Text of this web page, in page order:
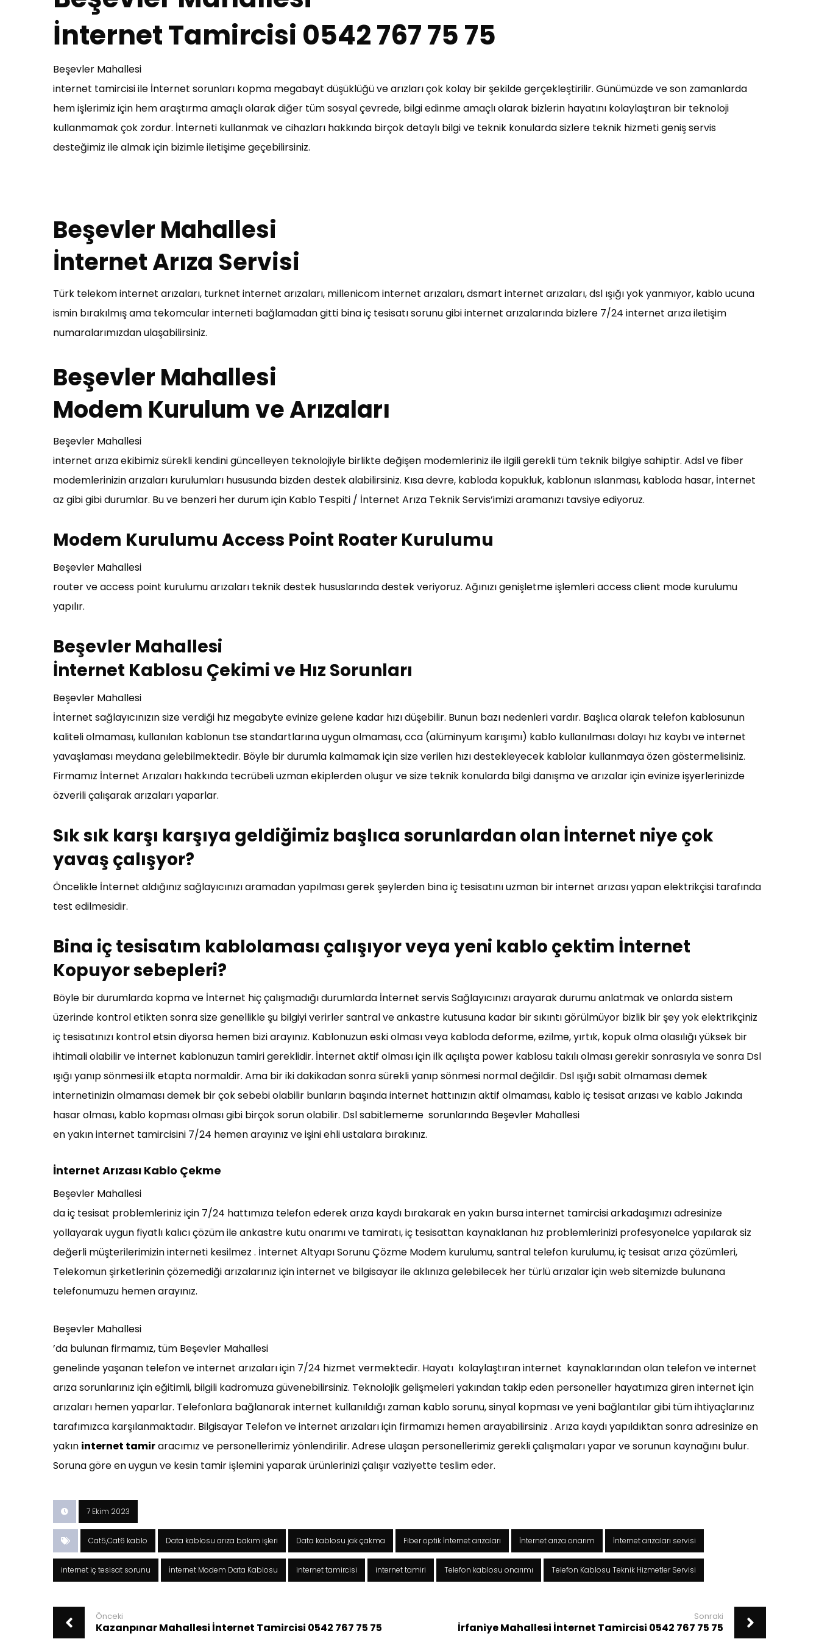
İnternet Tamircisi 0542 767 75 75
Beşevler Mahallesi
internet tamircisi ile İnternet sorunları kopma megabayt düşüklüğü ve arızları çok kolay bir şekilde gerçekleştirilir. Günümüzde ve son zamanlarda
hem işlerimiz için hem araştırma amaçlı olarak diğer tüm sosyal çevrede, bilgi edinme amaçlı olarak bizlerin hayatını kolaylaştıran bir teknoloji
kullanmamak çok zordur. İnterneti kullanmak ve cihazları hakkında birçok detaylı bilgi ve teknik konularda sizlere teknik hizmeti geniş servis
desteğimiz ile almak için bizimle iletişime geçebilirsiniz.
Beşevler Mahallesi
İnternet Arıza Servisi
Türk telekom internet arızaları, turknet internet arızaları, millenicom internet arızaları, dsmart internet arızaları, dsl ışığı yok yanmıyor, kablo ucuna
ismin bırakılmış ama tekomcular interneti bağlamadan gitti bina iç tesisatı sorunu gibi internet arızalarında bizlere 7/24 internet arıza iletişim
numaralarımızdan ulaşabilirsiniz.
Beşevler Mahallesi
Modem Kurulum ve Arızaları
Beşevler Mahallesi
internet arıza ekibimiz sürekli kendini güncelleyen teknolojiyle birlikte değişen modemleriniz ile ilgili gerekli tüm teknik bilgiye sahiptir. Adsl ve fiber
modemlerinizin arızaları kurulumları hususunda bizden destek alabilirsiniz. Kısa devre, kabloda kopukluk, kablonun ıslanması, kabloda hasar, İnternet
az gibi gibi durumlar. Bu ve benzeri her durum için Kablo Tespiti / İnternet Arıza Teknik Servis’imizi aramanızı tavsiye ediyoruz.
Modem Kurulumu Access Point Roater Kurulumu
Beşevler Mahallesi
router ve access point kurulumu arızaları teknik destek hususlarında destek veriyoruz. Ağınızı genişletme işlemleri access client mode kurulumu
yapılır.
Beşevler Mahallesi
İnternet Kablosu Çekimi ve Hız Sorunları
Beşevler Mahallesi
İnternet sağlayıcınızın size verdiği hız megabyte evinize gelene kadar hızı düşebilir. Bunun bazı nedenleri vardır. Başlıca olarak telefon kablosunun
kaliteli olmaması, kullanılan kablonun tse standartlarına uygun olmaması, cca (alüminyum karışımı) kablo kullanılması dolayı hız kaybı ve internet
yavaşlaması meydana gelebilmektedir. Böyle bir durumla kalmamak için size verilen hızı destekleyecek kablolar kullanmaya özen göstermelisiniz.
Firmamız İnternet Arızaları hakkında tecrübeli uzman ekiplerden oluşur ve size teknik konularda bilgi danışma ve arızalar için evinize işyerlerinizde
özverili çalışarak arızaları yaparlar.
Sık sık karşı karşıya geldiğimiz başlıca sorunlardan olan İnternet niye çok
yavaş çalışyor?
Öncelikle İnternet aldığınız sağlayıcınızı aramadan yapılması gerek şeylerden bina iç tesisatını uzman bir internet arızası yapan elektrikçisi tarafında
test edilmesidir.
Bina iç tesisatım kablolaması çalışıyor veya yeni kablo çektim İnternet
Kopuyor sebepleri?
Böyle bir durumlarda kopma ve İnternet hiç çalışmadığı durumlarda İnternet servis Sağlayıcınızı arayarak durumu anlatmak ve onlarda sistem
üzerinde kontrol etikten sonra size genellikle şu bilgiyi verirler santral ve ankastre kutusuna kadar bir sıkıntı görülmüyor bizlik bir şey yok elektrikçiniz
iç tesisatınızı kontrol etsin diyorsa hemen bizi arayınız. Kablonuzun eski olması veya kabloda deforme, ezilme, yırtık, kopuk olma olasılığı yüksek bir
ihtimali olabilir ve internet kablonuzun tamiri gereklidir. İnternet aktif olması için ilk açılışta power kablosu takılı olması gerekir sonrasıyla ve sonra Dsl
ışığı yanıp sönmesi ilk etapta normaldir. Ama bir iki dakikadan sonra sürekli yanıp sönmesi normal değildir. Dsl ışığı sabit olmaması demek
internetinizin olmaması demek bir çok sebebi olabilir bunların başında internet hattınızın aktif olmaması, kablo iç tesisat arızası ve kablo Jakında
hasar olması, kablo kopması olması gibi birçok sorun olabilir. Dsl sabitlememe sorunlarında Beşevler Mahallesi
en yakın internet tamircisini 7/24 hemen arayınız ve işini ehli ustalara bırakınız.
İnternet Arızası Kablo Çekme
Beşevler Mahallesi
da iç tesisat problemleriniz için 7/24 hattımıza telefon ederek arıza kaydı bırakarak en yakın bursa internet tamircisi arkadaşımızı adresinize
yollayarak uygun fiyatlı kalıcı çözüm ile ankastre kutu onarımı ve tamiratı, iç tesisattan kaynaklanan hız problemlerinizi profesyonelce yapılarak siz
değerli müşterilerimizin interneti kesilmez . İnternet Altyapı Sorunu Çözme Modem kurulumu, santral telefon kurulumu, iç tesisat arıza çözümleri,
Telekomun şirketlerinin çözemediği arızalarınız için internet ve bilgisayar ile aklınıza gelebilecek her türlü arızalar için web sitemizde bulunana
telefonumuzu hemen arayınız.
Beşevler Mahallesi
’da bulunan firmamız, tüm Beşevler Mahallesi
genelinde yaşanan telefon ve internet arızaları için 7/24 hizmet vermektedir. Hayatı kolaylaştıran internet kaynaklarından olan telefon ve internet
arıza sorunlarınız için eğitimli, bilgili kadromuza güvenebilirsiniz. Teknolojik gelişmeleri yakından takip eden personeller hayatımıza giren internet için
arızaları hemen yaparlar. Telefonlara bağlanarak internet kullanıldığı zaman kablo sorunu, sinyal kopması ve yeni bağlantılar gibi tüm ihtiyaçlarınız
tarafımızca karşılanmaktadır. Bilgisayar Telefon ve internet arızaları için firmamızı hemen arayabilirsiniz . Arıza kaydı yapıldıktan sonra adresinize en
yakın internet tamiraracımız ve personellerimiz yönlendirilir. Adrese ulaşan personellerimiz gerekli çalışmaları yapar ve sorunun kaynağını bulur.
Soruna göre en uygun ve kesin tamir işlemini yaparak ürünlerinizi çalışır vaziyette teslim eder.
7 Ekim 2023
Cat5,Cat6 kablo Data kablosu arıza bakım işleri Data kablosu jak çakma Fiber optik İnternet arızaları İnternet arıza onarım İnternet arızaları servisi
internet iç tesisat sorunu İnternet Modem Data Kablosu internet tamircisi internet tamiri Telefon kablosu onarımı Telefon Kablosu Teknik Hizmetler Servisi
Önceki
Kazanpınar Mahallesi İnternet Tamircisi 0542 767 75 75
Sonraki
İrfaniye Mahallesi İnternet Tamircisi 0542 767 75 75